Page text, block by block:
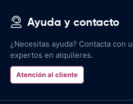
Ayuda y contacto
¿Necesitas ayuda? Contacta con
expertos en alquileres.
Atención al cliente